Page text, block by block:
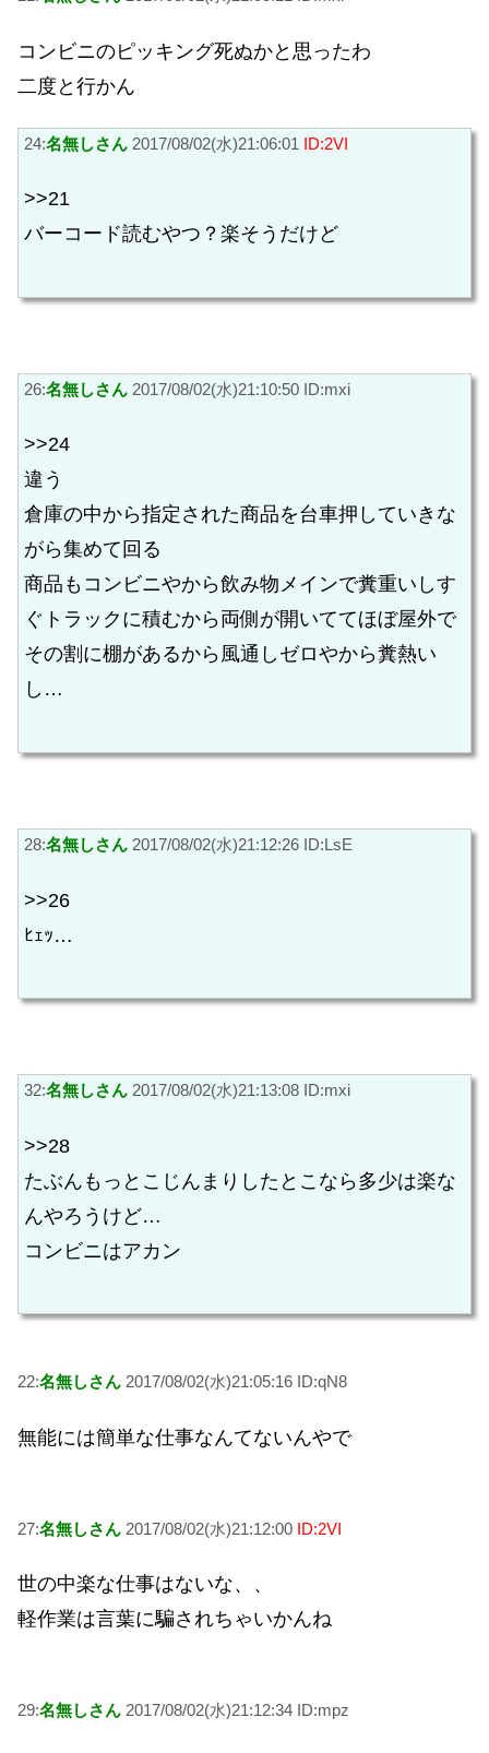
コンビニのピッキング死ぬかと思ったわ
二度と行かん
24:名無しさん 2017/08/02(水)21:06:01 ID:2VI
>>21
バーコード読むやつ？楽そうだけど
26:名無しさん 2017/08/02(水)21:10:50 ID:mxi
>>24
違う
倉庫の中から指定された商品を台車押していきな
がら集めて回る
商品もコンビニやから飲み物メインで糞重いしす
ぐトラックに積むから両側が開いててほぼ屋外で
その割に棚があるから風通しゼロやから糞熱い
し…
28:名無しさん 2017/08/02(水)21:12:26 ID:LsE
>>26
ﾋｪｯ…
32:名無しさん 2017/08/02(水)21:13:08 ID:mxi
>>28
たぶんもっとこじんまりしたとこなら多少は楽な
んやろうけど…
コンビニはアカン
22:名無しさん 2017/08/02(水)21:05:16 ID:qN8
無能には簡単な仕事なんてないんやで
27:名無しさん 2017/08/02(水)21:12:00 ID:2VI
世の中楽な仕事はないな、、
軽作業は言葉に騙されちゃいかんね
29:名無しさん 2017/08/02(水)21:12:34 ID:mpz